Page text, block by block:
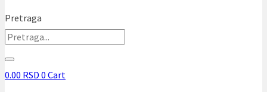
Pretraga
0.00 RSD 0 Cart